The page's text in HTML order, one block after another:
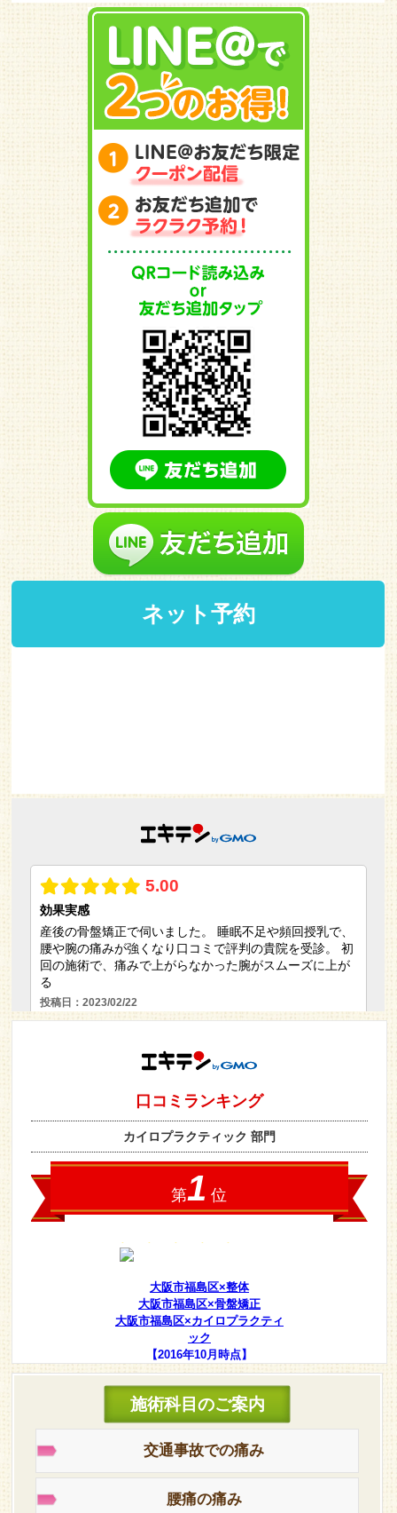
大阪市福島区×整体
大阪市福島区×骨盤矯正
大阪市福島区×カイロプラクティ
ック
【2016年10月時点】
施術科目のご案内
交通事故での痛み
腰痛の痛み